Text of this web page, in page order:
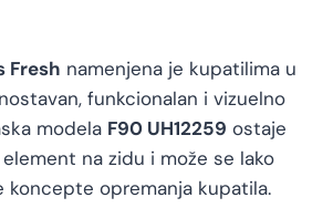
Fresh namenjena je kupatilima u
funkcionalan i vizuelno
modela F90 UH12259 ostaje
na zidu i može se lako
koncepte opremanja kupatila.